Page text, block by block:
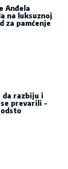
Anđela
na luksuznoj
za pamćenje
da razbiju i
se prevarili -
odsto